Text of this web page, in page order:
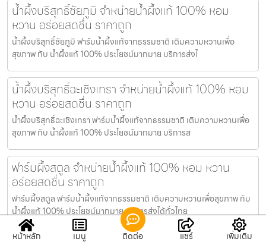
น้ำผึ้งบริสุทธิ์ชัยภูมิ จำหน่ายน้ำผึ้งแท้ 100% หอม
หวาน อร่อยสดชื่น ราคาถูก
น้ำผึ้งบริสุทธิ์ชัยภูมิ ฟาร์มน้ำผึ้งแท้จากธรรมชาติ เติมความหวานเพื่อ
สุขภาพ กับ น้ำผึ้งแท้ 100% ประโยชน์มากมาย บริการส่งไ
น้ำผึ้งบริสุทธิ์ฉะเชิงเทรา จำหน่ายน้ำผึ้งแท้ 100% หอม
หวาน อร่อยสดชื่น ราคาถูก
น้ำผึ้งบริสุทธิ์ฉะเชิงเทรา ฟาร์มน้ำผึ้งแท้จากธรรมชาติ เติมความหวานเพื่อ
สุขภาพ กับ น้ำผึ้งแท้ 100% ประโยชน์มากมาย บริการส
ฟาร์มผึ้งสตูล จำหน่ายน้ำผึ้งแท้ 100% หอม หวาน
อร่อยสดชื่น ราคาถูก
ฟาร์มผึ้งสตูล ฟาร์มน้ำผึ้งแท้จากธรรมชาติ เติมความหวานเพื่อสุขภาพ กับ
น้ำผึ้งแท้ 100% ประโยชน์มากมาย บริการส่งได้ทั่วไทย
หน้าหลัก เมนู ติดต่อ แชร์ เพิ่มเติม